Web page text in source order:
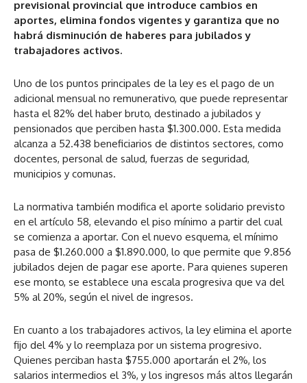
previsional provincial que introduce cambios en
aportes, elimina fondos vigentes y garantiza que no
habrá disminución de haberes para jubilados y
trabajadores activos.
Uno de los puntos principales de la ley es el pago de un
adicional mensual no remunerativo, que puede representar
hasta el 82% del haber bruto, destinado a jubilados y
pensionados que perciben hasta $1.300.000. Esta medida
alcanza a 52.438 beneficiarios de distintos sectores, como
docentes, personal de salud, fuerzas de seguridad,
municipios y comunas.
La normativa también modifica el aporte solidario previsto
en el artículo 58, elevando el piso mínimo a partir del cual
se comienza a aportar. Con el nuevo esquema, el mínimo
pasa de $1.260.000 a $1.890.000, lo que permite que 9.856
jubilados dejen de pagar ese aporte. Para quienes superen
ese monto, se establece una escala progresiva que va del
5% al 20%, según el nivel de ingresos.
En cuanto a los trabajadores activos, la ley elimina el aporte
fijo del 4% y lo reemplaza por un sistema progresivo.
Quienes perciban hasta $755.000 aportarán el 2%, los
salarios intermedios el 3%, y los ingresos más altos llegarán